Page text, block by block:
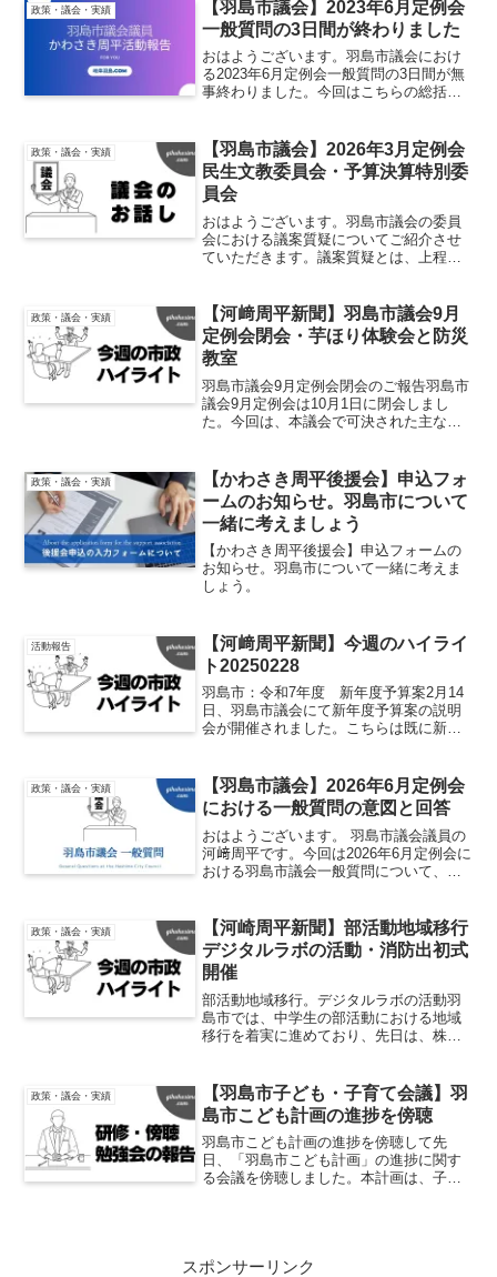
政策・議会・実績
【羽島市議会】2023年6月定例会
一般質問の3日間が終わりました
おはようございます。羽島市議会におけ
る2023年6月定例会一般質問の3日間が無
事終わりました。今回はこちらの総括を
初日は会派の代表質問から行われまし
た。順番につ...
政策・議会・実績
【羽島市議会】2026年3月定例会
民生文教委員会・予算決算特別委
員会
おはようございます。羽島市議会の委員
会における議案質疑についてご紹介させ
ていただきます。議案質疑とは、上程さ
案件についてはより深堀して質疑を行う
こととなります。質問の詳...
政策・議会・実績
【河﨑周平新聞】羽島市議会9月
定例会閉会・芋ほり体験会と防災
教室
羽島市議会9月定例会閉会のご報告羽島市
議会9月定例会は10月1日に閉会しまし
た。今回は、本議会で可決された主な議
旧かんぽの宿跡地（3筆・1億200万円）の
取得が決定しま...
政策・議会・実績
【かわさき周平後援会】申込フォ
ームのお知らせ。羽島市について
一緒に考えましょう
【かわさき周平後援会】申込フォームの
お知らせ。羽島市について一緒に考えま
しょう。
活動報告
【河﨑周平新聞】今週のハイライ
ト20250228
羽島市：令和7年度 新年度予算案2月14
日、羽島市議会にて新年度予算案の説明
会が開催されました。こちらは既に新聞
んね。今回提案された令和7年度予算案に
は重点項目がいくつ...
政策・議会・実績
【羽島市議会】2026年6月定例会
における一般質問の意図と回答
おはようございます。 羽島市議会議員の
河﨑周平です。今回は2026年6月定例会に
おける羽島市議会一般質問について、質
ための一歩として是非ともご一読くださ
い。標題1：災...
政策・議会・実績
【河崎周平新聞】部活動地域移行
デジタルラボの活動・消防出初式
開催
部活動地域移行。デジタルラボの活動羽
島市では、中学生の部活動における地域
移行を着実に進めており、先日は、株式
た。今回の取り組みでは、CADを用いて
3D図面を作成し、企業...
政策・議会・実績
【羽島市子ども・子育て会議】羽
島市こども計画の進捗を傍聴
羽島市こども計画の進捗を傍聴して先
日、「羽島市こども計画」の進捗に関す
る会議を傍聴しました。本計画は、子ど
スポンサーリンク